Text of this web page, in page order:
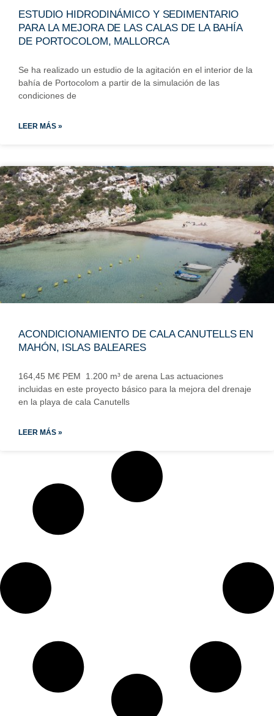
ESTUDIO HIDRODINÁMICO Y SEDIMENTARIO
PARA LA MEJORA DE LAS CALAS DE LA BAHÍA
DE PORTOCOLOM, MALLORCA
Se ha realizado un estudio de la agitación en el interior de la
bahía de Portocolom a partir de la simulación de las
condiciones de
LEER MÁS »
ACONDICIONAMIENTO DE CALA CANUTELLS EN
MAHÓN, ISLAS BALEARES
164,45 M€ PEM 1.200 m³ de arena Las actuaciones
incluidas en este proyecto básico para la mejora del drenaje
en la playa de cala Canutells
LEER MÁS »